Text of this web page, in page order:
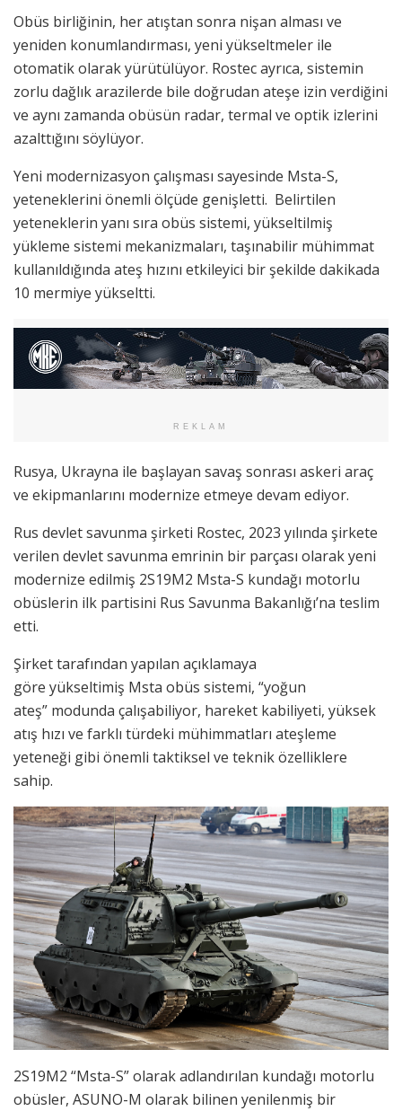
Obüs birliğinin, her atıştan sonra nişan alması ve
yeniden konumlandırması, yeni yükseltmeler ile
otomatik olarak yürütülüyor. Rostec ayrıca, sistemin
zorlu dağlık arazilerde bile doğrudan ateşe izin verdiğini
ve aynı zamanda obüsün radar, termal ve optik izlerini
azalttığını söylüyor.
Yeni modernizasyon çalışması sayesinde Msta-S,
yeteneklerini önemli ölçüde genişletti. Belirtilen
yeteneklerin yanı sıra obüs sistemi, yükseltilmiş
yükleme sistemi mekanizmaları, taşınabilir mühimmat
kullanıldığında ateş hızını etkileyici bir şekilde dakikada
10 mermiye yükseltti.
REKLAM
Rusya, Ukrayna ile başlayan savaş sonrası askeri araç
ve ekipmanlarını modernize etmeye devam ediyor.
Rus devlet savunma şirketi Rostec, 2023 yılında şirkete
verilen devlet savunma emrinin bir parçası olarak yeni
modernize edilmiş 2S19M2 Msta-S kundağı motorlu
obüslerin ilk partisini Rus Savunma Bakanlığı’na teslim
etti.
Şirket tarafından yapılan açıklamaya
göre yükseltimiş Msta obüs sistemi, “yoğun
ateş” modunda çalışabiliyor, hareket kabiliyeti, yüksek
atış hızı ve farklı türdeki mühimmatları ateşleme
yeteneği gibi önemli taktiksel ve teknik özelliklere
sahip.
2S19M2 “Msta-S” olarak adlandırılan kundağı motorlu
obüsler, ASUNO-M olarak bilinen yenilenmiş bir